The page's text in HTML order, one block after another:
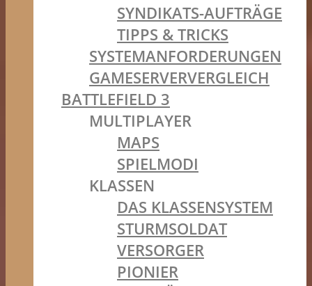
SYNDIKATS-AUFTRÄGE
TIPPS & TRICKS
SYSTEMANFORDERUNGEN
GAMESERVERVERGLEICH
BATTLEFIELD 3
MULTIPLAYER
MAPS
SPIELMODI
KLASSEN
DAS KLASSENSYSTEM
STURMSOLDAT
VERSORGER
PIONIER